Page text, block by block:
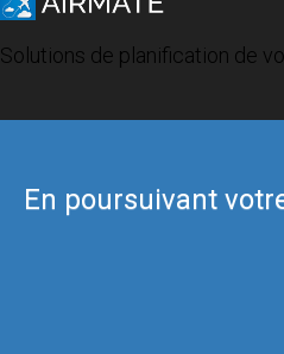
En poursuivant
Solutions de planification de